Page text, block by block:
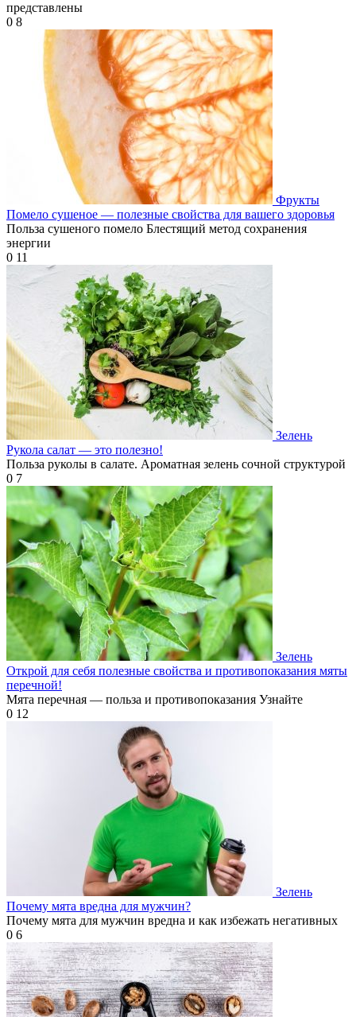
представлены
0 8
Фрукты
Помело сушеное — полезные свойства для вашего здоровья
Польза сушеного помело Блестящий метод сохранения
энергии
0 11
Зелень
Рукола салат — это полезно!
Польза руколы в салате. Ароматная зелень сочной структурой
0 7
Зелень
Открой для себя полезные свойства и противопоказания мяты
перечной!
Мята перечная — польза и противопоказания Узнайте
0 12
Зелень
Почему мята вредна для мужчин?
Почему мята для мужчин вредна и как избежать негативных
0 6